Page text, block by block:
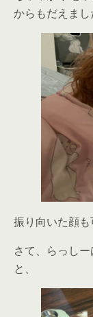
からもだえま
振り向いた顔も
さて、らっし
と、